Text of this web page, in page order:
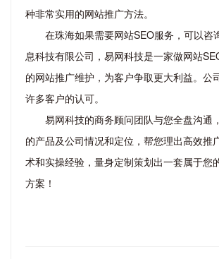
种非常实用的网站推广方法。
在珠海如果需要网站SEO服务，可以咨
息科技有限公司，易网科技是一家做网站
的网站推广维护，为客户争取更大利益。公
许多客户的认可。
易网科技的商务顾问团队与您全盘沟通
的产品及公司情况和定位，帮您理出高效推
术和实操经验，量身定制策划出一套属于您
方案！